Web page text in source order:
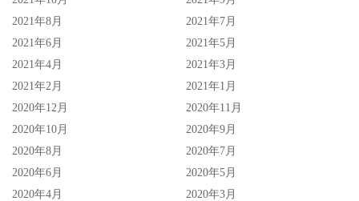
2021年8月
2021年7月
2021年6月
2021年5月
2021年4月
2021年3月
2021年2月
2021年1月
2020年12月
2020年11月
2020年10月
2020年9月
2020年8月
2020年7月
2020年6月
2020年5月
2020年4月
2020年3月